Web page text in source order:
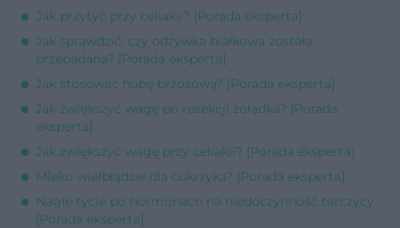
Jak przytyć przy celiakii? [Porada eksperta]
Jak sprawdzić, czy odżywka białkowa została
przebadana? [Porada eksperta]
Jak stosować hubę brzozową? [Porada eksperta]
Jak zwiększyć wagę po resekcji żołądka? [Porada
eksperta]
Jak zwiększyć wagę przy celiakii? [Porada eksperta]
Mleko wielbłądzie dla cukrzyka? [Porada eksperta]
Nagłe tycie po hormonach na niedoczynność tarczycy
[Porada eksperta]